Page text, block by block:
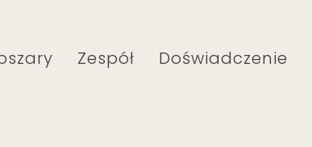
Zespół Doświadczenie